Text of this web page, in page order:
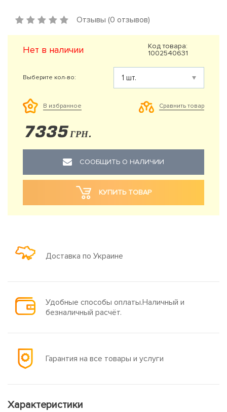
Отзывы (0 отзывов)
Нет в наличии
Код товара:
1002540631
Выберите кол-во:
В избранное Сравнить товар
7335 ГРН.
СООБЩИТЬ О НАЛИЧИИ
КУПИТЬ ТОВАР
Доставка по Украине
Удобные способы оплаты.Наличный и
безналичный расчёт.
Гарантия на все товары и услуги
Характеристики